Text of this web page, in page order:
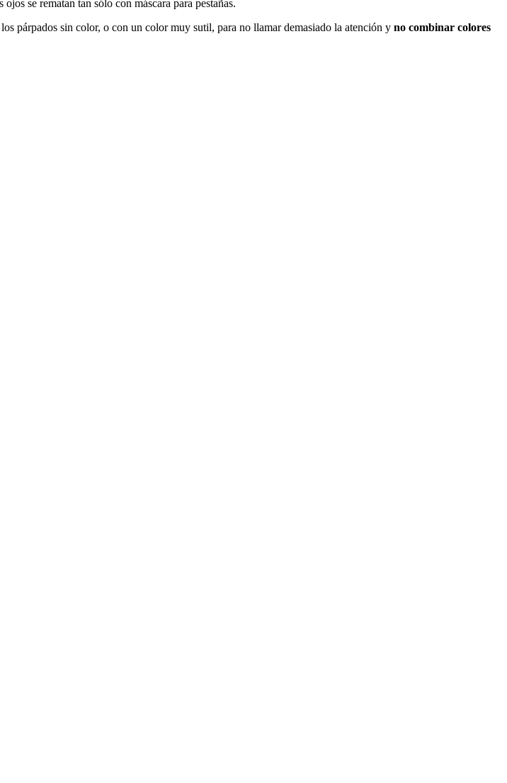
se rematan tan sólo con máscara para pestañas.
párpados sin color, o con un color muy sutil, para no llamar demasiado la atención y no combinar colores